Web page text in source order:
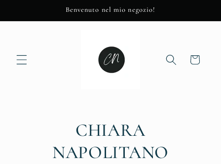
Benvenuto nel mio negozio!
Cart
CHIARA
NAPOLITANO